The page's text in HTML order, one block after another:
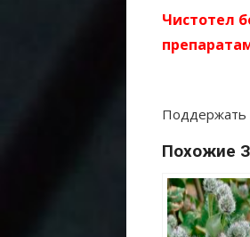
Чистотел
Поддержать
Похожие